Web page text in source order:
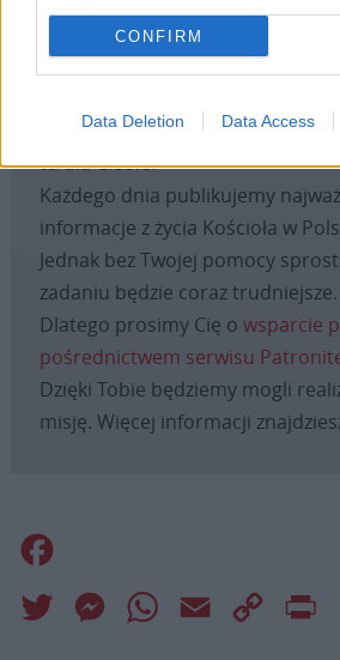
CONFIRM
Data Deletion Data Access
cieszymy się, że odwiedzasz nasz
tu dla Ciebie!
Każdego dnia publikujemy
informacje z życia Kościoła w
Jednak bez Twojej pomocy
zadaniu będzie coraz trudniejsze.
Dlatego prosimy Cię o wsparcie
pośrednictwem serwisu
Dzięki Tobie będziemy mogli
misję. Więcej informacji
Twitter MessengerWhatsApp
Email
Copy